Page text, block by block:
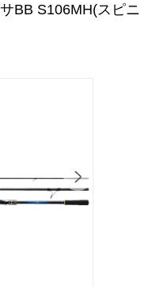
BB S106MH(スピニ